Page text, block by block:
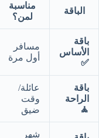
الباقة
مناسبة
لمن؟
باقة
الأساس
✅
مسافر
أول مرة
باقة
الراحة
🧘
عائلة/
وقت
ضيق
شهر